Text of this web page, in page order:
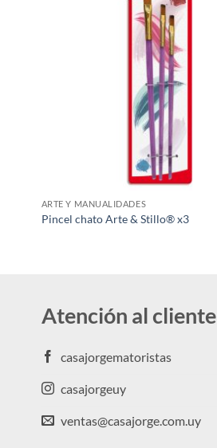
ARTE Y MANUALIDADES
Pincel chato Arte & Stillo® x3
Atención al cliente
casajorgematoristas
casajorgeuy
ventas@casajorge.com.uy